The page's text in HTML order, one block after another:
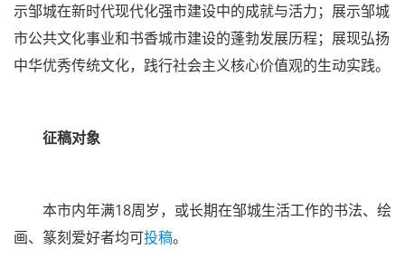
示邹城在新时代现代化强市建设中的成就与活力；展示邹城
市公共文化事业和书香城市建设的蓬勃发展历程；展现弘扬
中华优秀传统文化，践行社会主义核心价值观的生动实践。
征稿对象
本市内年满18周岁，或长期在邹城生活工作的书法、绘
画、篆刻爱好者均可投稿。